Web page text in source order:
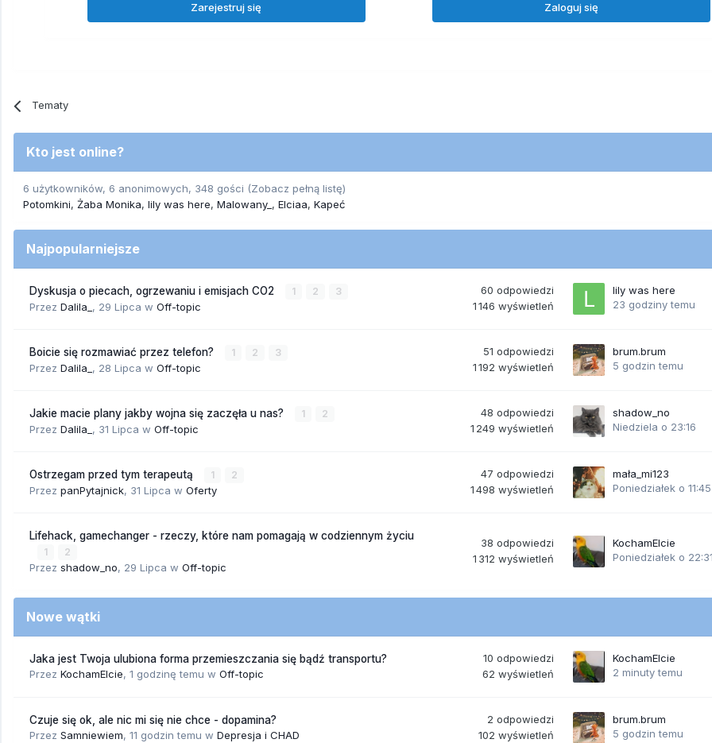
Zarejestruj się Zaloguj się
Tematy
Kto jest online?
6 użytkowników, 6 anonimowych, 348 gości (Zobacz pełną listę)
Potomkini Żaba Monika lily was here Malowany_ Elciaa Kapeć
Najpopularniejsze
Dyskusja o piecach, ogrzewaniu i emisjach CO2 1 2 3
Przez Dalila_ , 29 Lipca w Off-topic
60 odpowiedzi
1 146 wyświetleń
lily was here
23 godziny temu
Boicie się rozmawiać przez telefon? 1 2 3
Przez Dalila_ , 28 Lipca w Off-topic
51 odpowiedzi
1 192 wyświetleń
brum.brum
5 godzin temu
Jakie macie plany jakby wojna się zaczęła u nas? 1 2
Przez Dalila_ , 31 Lipca w Off-topic
48 odpowiedzi
1 249 wyświetleń
shadow_no
Niedziela o 23:16
Ostrzegam przed tym terapeutą 1 2
Przez panPytajnick, 31 Lipca w Oferty
47 odpowiedzi
1 498 wyświetleń
mała_mi123
Poniedziałek o 11:45
Lifehack, gamechanger - rzeczy, które nam pomagają w codziennym życiu
1 2
Przez shadow_no, 29 Lipca w Off-topic
38 odpowiedzi
1 312 wyświetleń
KochamElcie
Poniedziałek o
Nowe wątki
Jaka jest Twoja ulubiona forma przemieszczania się bądź transportu?
Przez KochamElcie, 1 godzinę temu w Off-topic
10 odpowiedzi
62 wyświetleń
KochamElcie
2 minuty temu
Czuje się ok, ale nic mi się nie chce - dopamina?
Przez Samniewiem, 11 godzin temu w Depresja i CHAD
2 odpowiedzi
102 wyświetleń
brum.brum
5 godzin temu